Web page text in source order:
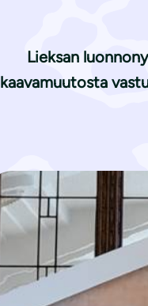
Lieksan
kaavamuutosta